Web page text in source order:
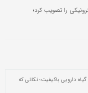
را تصویب کرد؛
دارویی باکیفیت؛ نکاتی که